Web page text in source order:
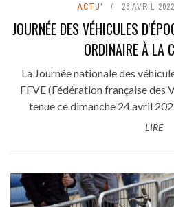
ACTU' 26 AVRIL 2022
JOURNÉE DES VÉHICULES
ORDINAIRE À LA
La Journée nationale des
FFVE (Fédération française des
tenue ce dimanche 24 avril
LIRE